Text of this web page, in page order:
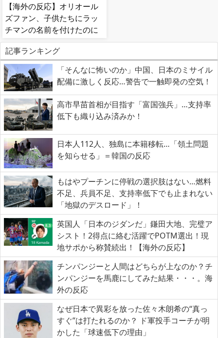
【海外の反応】オリオール
ズファン、子供たちにラッ
チマンの名前を付けたのに
移籍してしまう【MLB】
記事ランキング
「そんなに怖いのか」中国、日本のミサイル
配備に激しく反応…警告で一触即発の空気！
高市早苗首相が目指す「富国強兵」…支持率
低下も織り込み済みか！
日本人112人、独島に本籍移転…「領土問題
を知らせる」＝韓国の反応
もはやプーチンに停戦の選択肢はない…燃料
不足、兵員不足、支持率低下でも止まれない
「地獄のデスロード」！
英国人「日本のジダンだ」鎌田大地、完璧ア
シスト！2得点に絡む活躍でPOTM選出！現
地サポから称賛続出！【海外の反応】
チンパンジーと人間はどちらが上なのか？チ
ンパンジーを馬鹿にしてみた結果・・・。海
外の反応
なぜ日本で異彩を放った佐々木朗希の“真っ
すぐ”は打たれるのか？ ド軍投手コーチが明
かした「球速低下の理由」